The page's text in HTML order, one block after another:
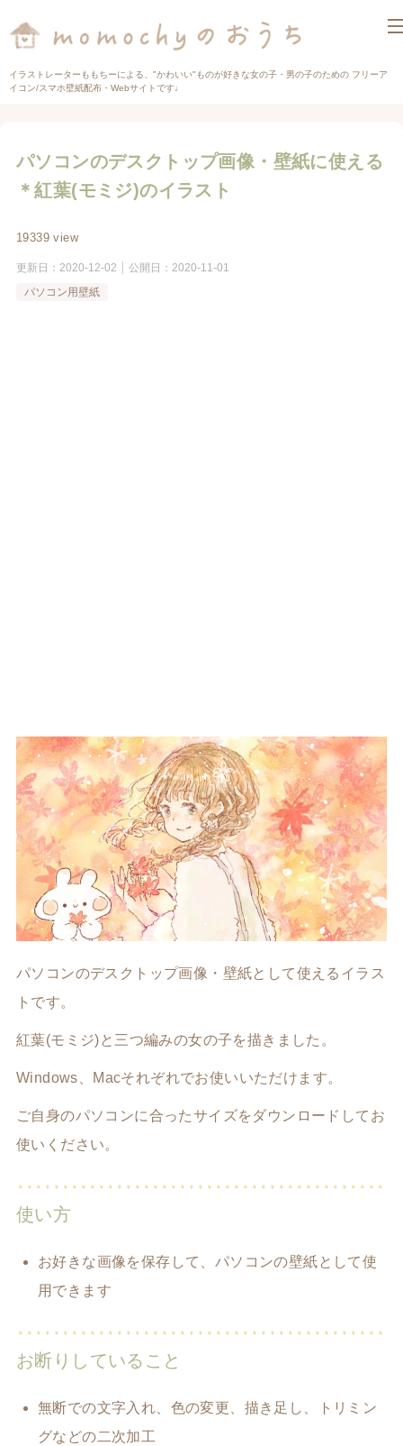
イラストレーターももちーによる、"かわいい"ものが好きな女の子・男の子のための フリーア
イコン/スマホ壁紙配布・Webサイトです♩
パソコンのデスクトップ画像・壁紙に使える
＊紅葉(モミジ)のイラスト
19339 view
更新日： 2020-12-02 公開日： 2020-11-01
パソコン用壁紙
パソコンのデスクトップ画像・壁紙として使えるイラス
トです。
紅葉(モミジ)と三つ編みの女の子を描きました。
Windows、Macそれぞれでお使いいただけます。
ご自身のパソコンに合ったサイズをダウンロードしてお
使いください。
使い方
お好きな画像を保存して、パソコンの壁紙として使
用できます
お断りしていること
無断での文字入れ、色の変更、描き足し、トリミン
グなどの二次加工